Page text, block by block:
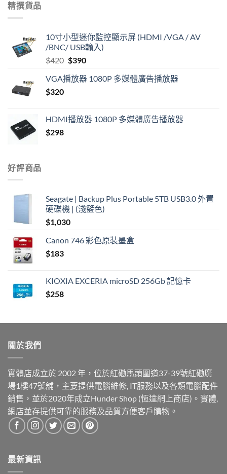
精撰貨品
10寸小型迷你監控顯示屏 (HDMI /VGA / AV
/BNC/ USB輸入)
$420 Original
was:
$390Current
is:
VGA播放器 1080P 多媒體廣告播放器
$320
HDMI播放器 1080P 多媒體廣告播放器
$298
好評商品
Seagate | Backup Plus Portable 5TB USB3.0 外置
硬碟機 | (淺籃色)
$1,030
Canon 746 彩色原裝墨盒
$183
KIOXIA EXCERIA microSD 256Gb 記憶卡
$258
關於我們
實體店成立於 2002 年，位於紅磡馬頭圍道37-39號紅磡廣
場1樓47號舖，主要提供電腦維修, IT服務以及各類電腦配件
銷售，並於2020年成立Hunder Shop (恆達網上商店)。實體,
網店並存提供可靠的服務及品質方便客戶購物。
最新資訊